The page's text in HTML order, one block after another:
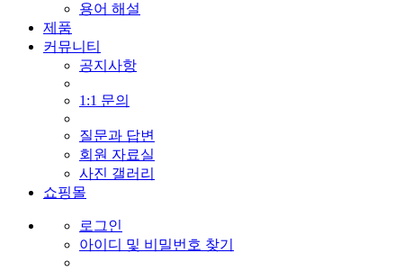
용어 해설
제품
커뮤니티
공지사항
1:1 문의
질문과 답변
회원 자료실
사진 갤러리
쇼핑몰
로그인
아이디 및 비밀번호 찾기